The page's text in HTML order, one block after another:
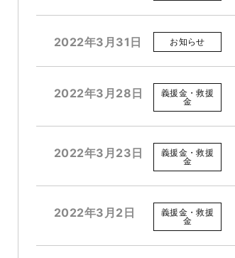
2022年3月31日 お知らせ
2022年3月28日
義援金・救援
金
2022年3月23日
義援金・救援
金
2022年3月2日
義援金・救援
金